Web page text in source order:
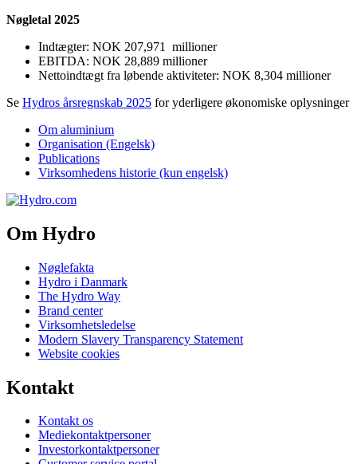
Nøgle­tal 2025
Indtægter: NOK 207,971 millioner
EBITDA: NOK 28,889 millioner
Nettoindtægt fra løbende aktiviteter: NOK 8,304 millioner
Se Hydros årsregnskab 2025 for yderligere økonomiske oplysninger
Om aluminium
Organisation (Engelsk)
Publications
Virksomhedens historie (kun engelsk)
Om Hydro
Nøglefakta
Hydro i Danmark
The Hydro Way
Brand center
Virksomhetsledelse
Modern Slavery Transparency Statement
Website cookies
Kontakt
Kontakt os
Mediekontaktpersoner
Investorkontaktpersoner